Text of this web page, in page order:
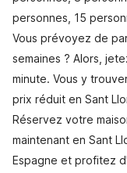
personnes, 15
Vous prévoyez de
semaines ? Alors,
minute. Vous y
prix réduit en Sant
Réservez votre
maintenant en Sant
Espagne et profitez